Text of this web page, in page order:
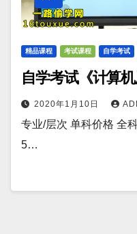
精品课程 考试课程 自学考试
自学考试《计算
2020年1月10日
专业/层次 单科价格 全
5…